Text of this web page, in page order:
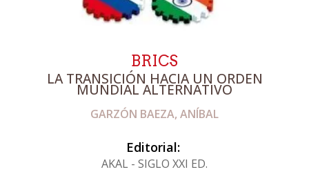
BRICS
LA TRANSICIÓN HACIA UN ORDEN
MUNDIAL ALTERNATIVO
GARZÓN BAEZA, ANÍBAL
Editorial:
AKAL - SIGLO XXI ED.